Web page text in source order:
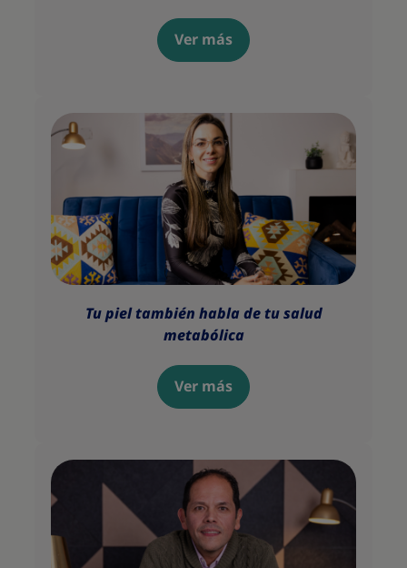
Ver más
Tu piel también habla de tu salud
metabólica
Ver más